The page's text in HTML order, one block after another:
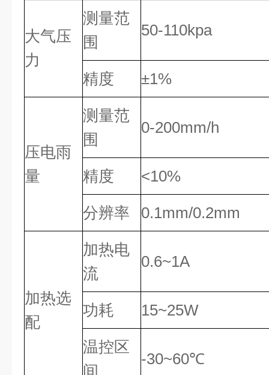
大气压
力
测量范
围
50-110kpa
精度 ±1%
压电雨
量
测量范
围
0-200mm/h
精度 <10%
分辨率 0.1mm/0.2mm
加热选
配
加热电
流
0.6~1A
功耗 15~25W
温控区
间
-30~60℃